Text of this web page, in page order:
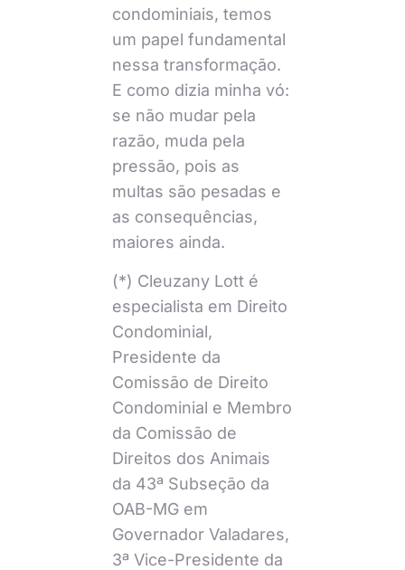
condominiais, temos
um papel fundamental
nessa transformação.
E como dizia minha vó:
se não mudar pela
razão, muda pela
pressão, pois as
multas são pesadas e
as consequências,
maiores ainda.
(*) Cleuzany Lott é
especialista em Direito
Condominial,
Presidente da
Comissão de Direito
Condominial e Membro
da Comissão de
Direitos dos Animais
da 43ª Subseção da
OAB-MG em
Governador Valadares,
3ª Vice-Presidente da